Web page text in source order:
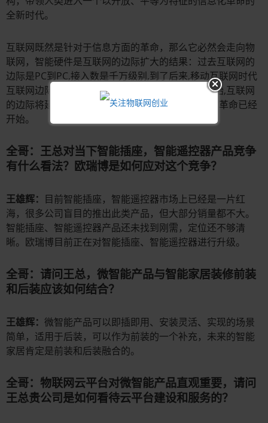
全新时代。
互联网既然是针对于信息方面的革命，那么它必然会走向物
联网，智能硬件是互联网的边际扩大的结果：过去互联网的
边际是PC到PC,接入数是千万级别,到了后来,移动互联网时代
互联网边际,手机到手机,接入数百亿级别,从现在开始,互联网
的边际将延伸到每一个硬件和角落,一场智能硬件的革命已经
开始。
全哥：王总对当下智能插座，智能遥控器产品竞争
有什么看法？欧瑞博是如何应对这个竞争？
王雄辉： 目前智能插座，智能遥控器市场上已经是一片红
海，很多公司盲目的推出此类产品，但大部分销量都不大。
智能插座、智能遥控器产品还未找到刚需，定位还不够清
晰。欧瑞博目前正在对智能插座、智能遥控器进行升级。
全哥：请问王总，微智能产品与智能家居装修前装
和后装应该如何结合？
王雄辉： 微智能产品可以即插即用、安装灵活、实现的场景
简单，适用于后装，可以作为前装的一个补充，未来的智能
家居肯定是前装和后装融合的。
全哥：物联网云平台对微智能产品直观重要，请问
王总贵公司是如何看待云平台建设和服务的？